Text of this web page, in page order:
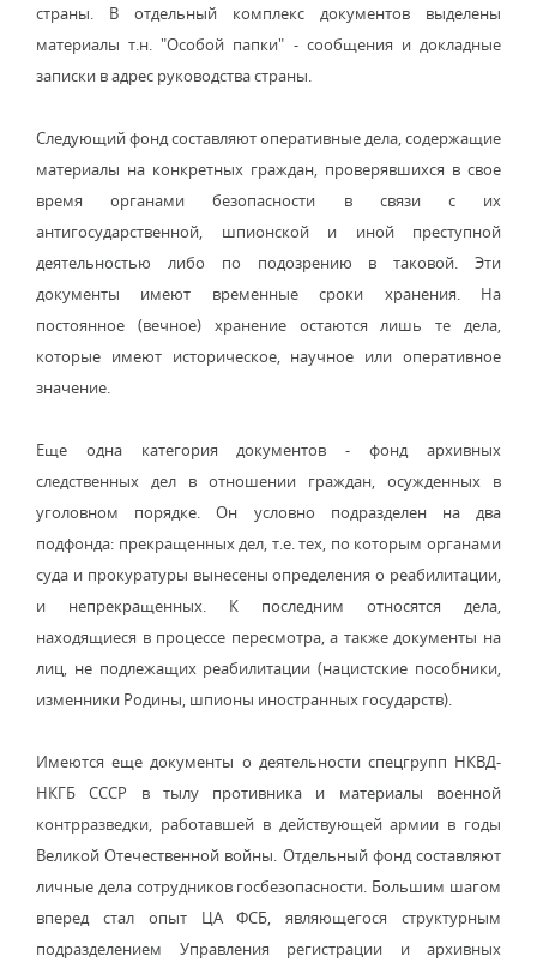
страны. В отдельный комплекс документов выделены
материалы т.н. "Особой папки" - сообщения и докладные
записки в адрес руководства страны.
Следующий фонд составляют оперативные дела, содержащие
материалы на конкретных граждан, проверявшихся в свое
время органами безопасности в связи с их
антигосударственной, шпионской и иной преступной
деятельностью либо по подозрению в таковой. Эти
документы имеют временные сроки хранения. На
постоянное (вечное) хранение остаются лишь те дела,
которые имеют историческое, научное или оперативное
значение.
Еще одна категория документов - фонд архивных
следственных дел в отношении граждан, осужденных в
уголовном порядке. Он условно подразделен на два
подфонда: прекращенных дел, т.е. тех, по которым органами
суда и прокуратуры вынесены определения о реабилитации,
и непрекращенных. К последним относятся дела,
находящиеся в процессе пересмотра, а также документы на
лиц, не подлежащих реабилитации (нацистские пособники,
изменники Родины, шпионы иностранных государств).
Имеются еще документы о деятельности спецгрупп НКВД-
НКГБ СССР в тылу противника и материалы военной
контрразведки, работавшей в действующей армии в годы
Великой Отечественной войны. Отдельный фонд составляют
личные дела сотрудников госбезопасности. Большим шагом
вперед стал опыт ЦА ФСБ, являющегося структурным
подразделением Управления регистрации и архивных